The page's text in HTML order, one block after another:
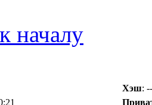
началу
Хэш: